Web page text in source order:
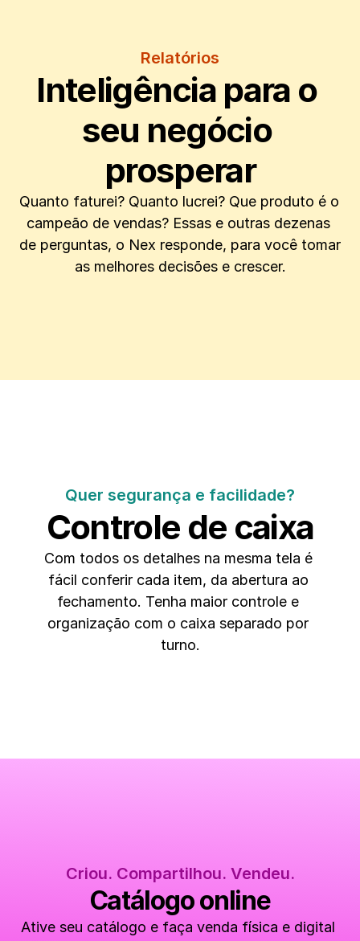
Relatórios
Inteligência para o
seu negócio
prosperar
Quanto faturei? Quanto lucrei? Que produto é o
campeão de vendas? Essas e outras dezenas
de perguntas, o Nex responde, para você tomar
as melhores decisões e crescer.
Quer segurança e facilidade?
Controle de caixa
Com todos os detalhes na mesma tela é
fácil conferir cada item, da abertura ao
fechamento. Tenha maior controle e
organização com o caixa separado por
turno.
Criou. Compartilhou. Vendeu.
Catálogo online
Ative seu catálogo e faça venda física e digital